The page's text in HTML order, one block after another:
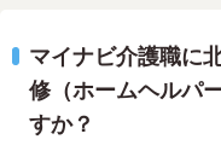
マイナビ介護職に
修（ホームヘルパ
すか？